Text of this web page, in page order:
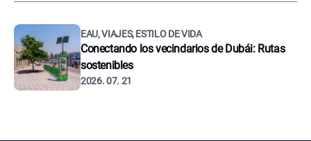
EAU, VIAJES, ESTILO DE VIDA
Conectando los vecindarios de Dubái: Rutas
sostenibles
2026. 07. 21